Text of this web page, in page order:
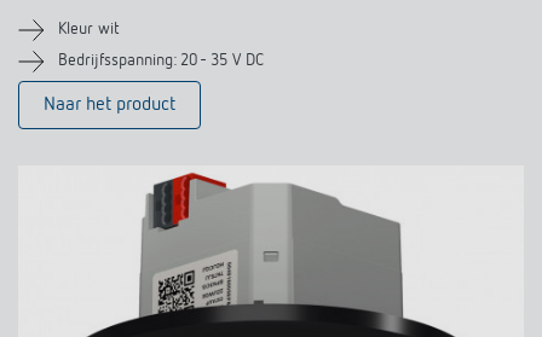
Kleur wit
Bedrijfsspanning: 20 - 35 V DC​
Naar het product